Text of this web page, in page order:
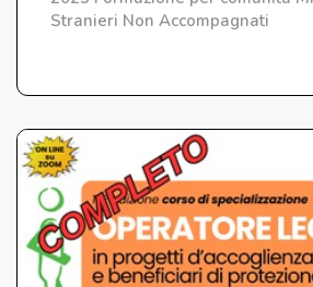
Stranieri Non Accompagnati